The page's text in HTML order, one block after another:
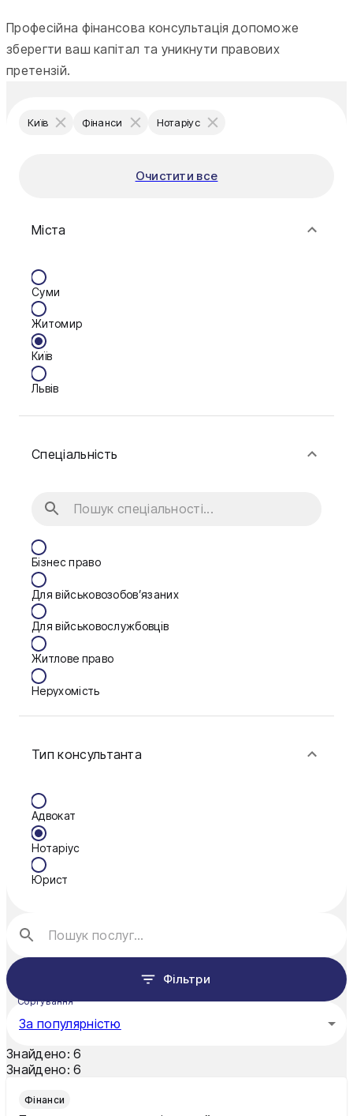
Професійна фінансова консультація допоможе
зберегти ваш капітал та уникнути правових
претензій.
Київ Фінанси Нотаріус
Очистити все
Міста
Суми
Житомир
Київ
Львів
Спеціальність
Бізнес право
Для військовозобов’язаних
Для військовослужбовців
Житлове право
Нерухомість
Фінанси
Тип консультанта
Адвокат
Нотаріус
Юрист
Фільтри
Сортування
За популярністю
Знайдено: 6
Знайдено: 6
Фінанси